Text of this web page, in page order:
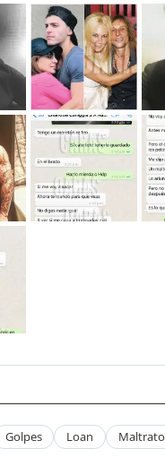
Golpes Loan Maltrato